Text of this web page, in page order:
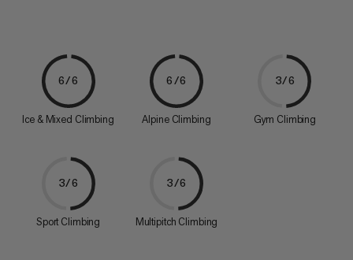
6/6
Ice & Mixed Climbing
6/6
Alpine Climbing
3/6
Gym Climbing
3/6
Sport Climbing
3/6
Multipitch Climbing